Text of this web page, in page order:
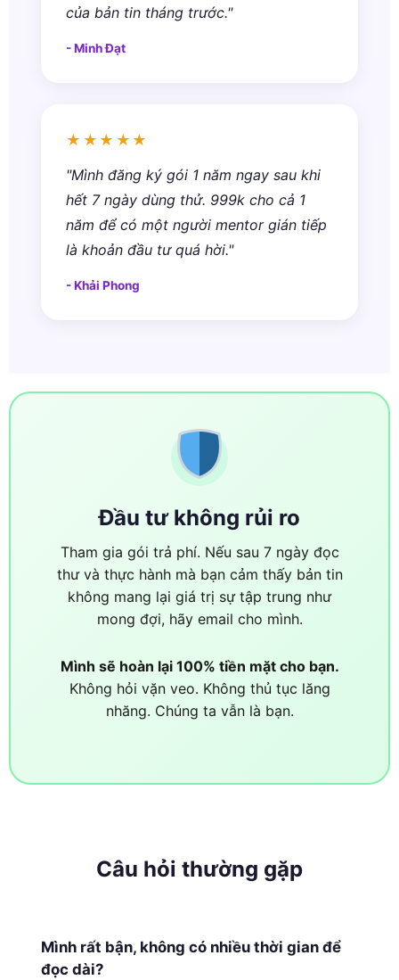
của bản tin tháng trước."
- Minh Đạt
★★★★★
"Mình đăng ký gói 1 năm ngay sau khi
hết 7 ngày dùng thử. 999k cho cả 1
năm để có một người mentor gián tiếp
là khoản đầu tư quá hời."
- Khải Phong
Đầu tư không rủi ro
Tham gia gói trả phí. Nếu sau 7 ngày đọc
thư và thực hành mà bạn cảm thấy bản tin
không mang lại giá trị sự tập trung như
mong đợi, hãy email cho mình.
Mình sẽ hoàn lại 100% tiền mặt cho bạn.
Không hỏi vặn veo. Không thủ tục lăng
nhăng. Chúng ta vẫn là bạn.
Câu hỏi thường gặp
Mình rất bận, không có nhiều thời gian để
đọc dài?